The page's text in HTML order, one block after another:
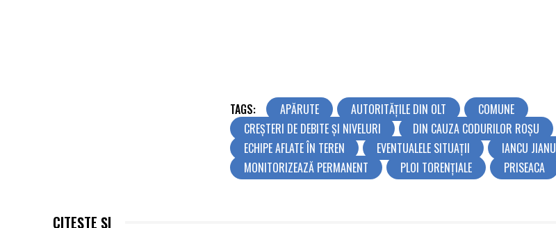
TAGS: APĂRUTE AUTORITĂŢILE DIN OLT
COMUNE
CREȘTERI DE DEBITE ȘI NIVELURI
DIN CAUZA CODURILOR ROȘU
ECHIPE AFLATE ÎN TEREN
EVENTUALELE SITUAȚII
IANCU JIANU
MONITORIZEAZĂ PERMANENT
PLOI TORENȚIALE PRISEACA
CITEȘTE ȘI